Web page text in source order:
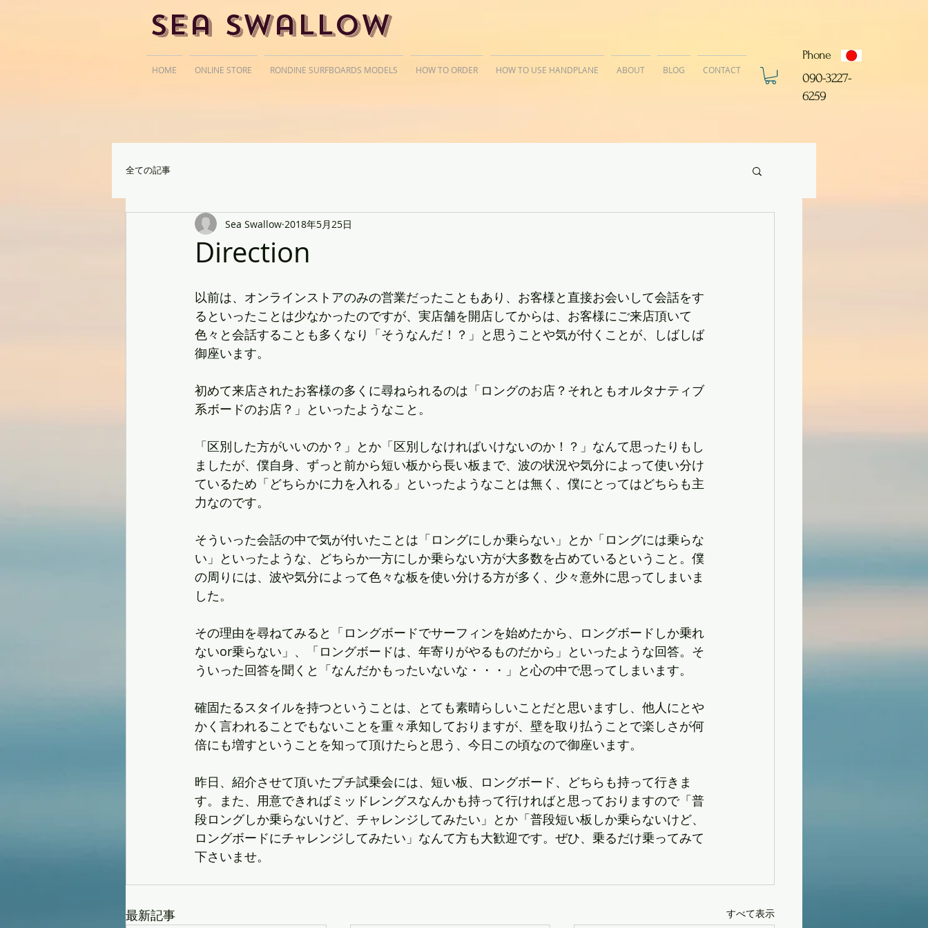
Sea Swallow
​090-3227-
6259
Phone
全ての記事
Direction
Sea Swallow 2018年5月25日
以前は、オンラインストアのみの営業だったこともあり、お客様と直接お会いして会話をす
るといったことは少なかったのですが、実店舗を開店してからは、お客様にご来店頂いて
色々と会話することも多くなり「そうなんだ！？」と思うことや気が付くことが、しばしば
御座います。
初めて来店されたお客様の多くに尋ねられるのは「ロングのお店？それともオルタナティブ
系ボードのお店？」といったようなこと。
「区別した方がいいのか？」とか「区別しなければいけないのか！？」なんて思ったりもし
ましたが、僕自身、ずっと前から短い板から長い板まで、波の状況や気分によって使い分け
ているため「どちらかに力を入れる」といったようなことは無く、僕にとってはどちらも主
力なのです。
そういった会話の中で気が付いたことは「ロングにしか乗らない」とか「ロングには乗らな
い」といったような、どちらか一方にしか乗らない方が大多数を占めているということ。僕
の周りには、波や気分によって色々な板を使い分ける方が多く、少々意外に思ってしまいま
した。
その理由を尋ねてみると「ロングボードでサーフィンを始めたから、ロングボードしか乗れ
ないor乗らない」、「ロングボードは、年寄りがやるものだから」といったような回答。そ
ういった回答を聞くと「なんだかもったいないな・・・」と心の中で思ってしまいます。
確固たるスタイルを持つということは、とても素晴らしいことだと思いますし、他人にとや
かく言われることでもないことを重々承知しておりますが、壁を取り払うことで楽しさが何
倍にも増すということを知って頂けたらと思う、今日この頃なので御座います。
昨日、紹介させて頂いたプチ試乗会には、短い板、ロングボード、どちらも持って行きま
す。また、用意できればミッドレングスなんかも持って行ければと思っておりますので「普
段ロングしか乗らないけど、チャレンジしてみたい」とか「普段短い板しか乗らないけど、
ロングボードにチャレンジしてみたい」なんて方も大歓迎です。ぜひ、乗るだけ乗ってみて
下さいませ。
最新記事 すべて表示
HOME ONLINE STORE RONDINE SURFBOARDS MODELS HOW TO ORDER HOW TO USE HANDPLANE ABOUT BLOG CONTACT